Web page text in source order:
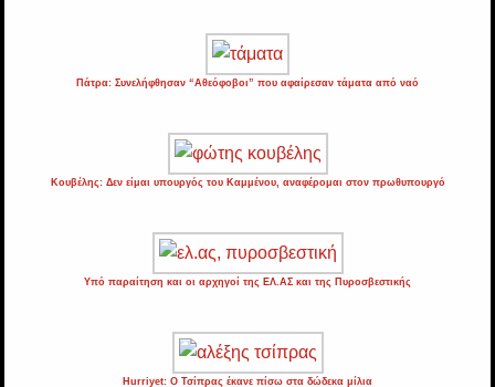
Πάτρα: Συνελήφθησαν “Αθεόφοβοι” που αφαίρεσαν τάματα από ναό
Κουβέλης: Δεν είμαι υπουργός του Καμμένου, αναφέρομαι στον πρωθυπουργό
Υπό παραίτηση και οι αρχηγοί της ΕΛ.ΑΣ και της Πυροσβεστικής
Hurriyet: Ο Τσίπρας έκανε πίσω στα δώδεκα μίλια